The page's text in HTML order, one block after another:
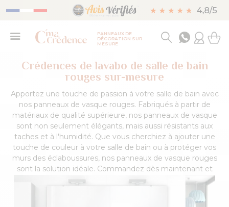
PANNEAUX DE
DÉCORATION SUR
MESURE
Crédences de lavabo de salle de bain
rouges sur-mesure
Apportez une touche de passion à votre salle de bain avec
nos panneaux de vasque rouges. Fabriqués à partir de
matériaux de qualité supérieure, nos panneaux de vasque
sont non seulement élégants, mais aussi résistants aux
taches et à l'humidité. Que vous cherchiez à ajouter une
touche de couleur à votre salle de bain ou à protéger vos
murs des éclaboussures, nos panneaux de vasque rouges
sont la solution idéale. Commandez dès maintenant et